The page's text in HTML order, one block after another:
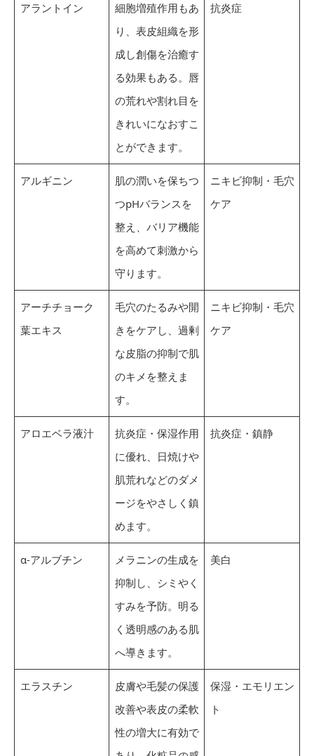
アラントイン
細胞増殖作用もあ
り、表皮組織を形
成し創傷を治癒す
る効果もある。唇
の荒れや割れ目を
きれいになおすこ
とができます。
抗炎症
アルギニン
肌の潤いを保ちつ
つpHバランスを
整え、バリア機能
を高めて刺激から
守ります。
ニキビ抑制・毛穴
ケア
アーチチョーク
葉エキス
毛穴のたるみや開
きをケアし、過剰
な皮脂の抑制で肌
のキメを整えま
す。
ニキビ抑制・毛穴
ケア
アロエベラ液汁
抗炎症・保湿作用
に優れ、日焼けや
肌荒れなどのダメ
ージをやさしく鎮
めます。
抗炎症・鎮静
α-アルブチン
メラニンの生成を
抑制し、シミやく
すみを予防。明る
く透明感のある肌
へ導きます。
美白
エラスチン
皮膚や毛髪の保護
改善や表皮の柔軟
性の増大に有効で
保湿・エモリエン
ト